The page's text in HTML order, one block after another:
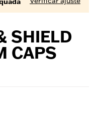
SHIELD
CAPS